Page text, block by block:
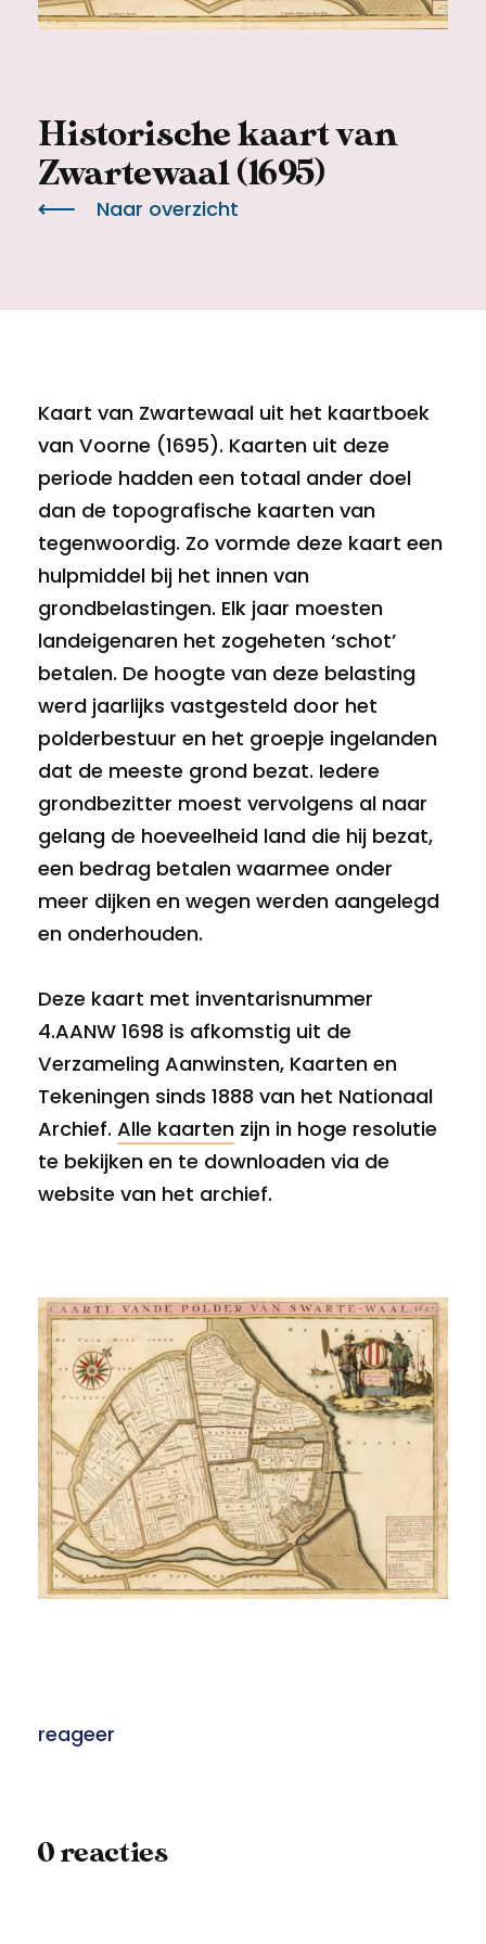
Voorwaarden
Historische kaart van
Zwartewaal (1695)
Naar overzicht
Kaart van Zwartewaal uit het kaartboek
van Voorne (1695). Kaarten uit deze
periode hadden een totaal ander doel
dan de topografische kaarten van
tegenwoordig. Zo vormde deze kaart een
hulpmiddel bij het innen van
grondbelastingen. Elk jaar moesten
landeigenaren het zogeheten ‘schot’
betalen. De hoogte van deze belasting
werd jaarlijks vastgesteld door het
polderbestuur en het groepje ingelanden
dat de meeste grond bezat. Iedere
grondbezitter moest vervolgens al naar
gelang de hoeveelheid land die hij bezat,
een bedrag betalen waarmee onder
meer dijken en wegen werden aangelegd
en onderhouden.
Deze kaart met inventarisnummer
4.AANW 1698 is afkomstig uit de
Verzameling Aanwinsten, Kaarten en
Tekeningen sinds 1888 van het Nationaal
Archief. Alle kaarten zijn in hoge resolutie
te bekijken en te downloaden via de
website van het archief.
reageer
0 reacties